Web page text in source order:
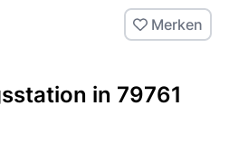
in 79761
Merken